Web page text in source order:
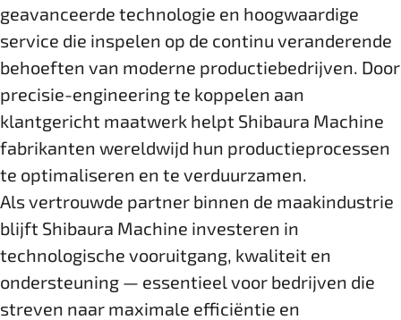
geavanceerde technologie en hoogwaardige
service die inspelen op de continu veranderende
behoeften van moderne productiebedrijven. Door
precisie-engineering te koppelen aan
klantgericht maatwerk helpt Shibaura Machine
fabrikanten wereldwijd hun productieprocessen
te optimaliseren en te verduurzamen.
Als vertrouwde partner binnen de maakindustrie
blijft Shibaura Machine investeren in
technologische vooruitgang, kwaliteit en
ondersteuning — essentieel voor bedrijven die
streven naar maximale efficiëntie en